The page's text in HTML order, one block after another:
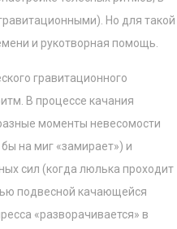
Но для такой
и рукотворная помощь.
гравитационного
В процессе качания
моменты невесомости
на миг «замирает») и
сил (когда люлька проходит
подвесной качающейся
«разворачивается» в